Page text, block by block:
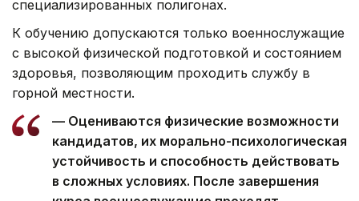
специализированных полигонах.
К обучению допускаются только военнослужащие
с высокой физической подготовкой и состоянием
здоровья, позволяющим проходить службу в
горной местности.
— Оцениваются физические возможности
кандидатов, их морально-психологическая
устойчивость и способность действовать
в сложных условиях. После завершения